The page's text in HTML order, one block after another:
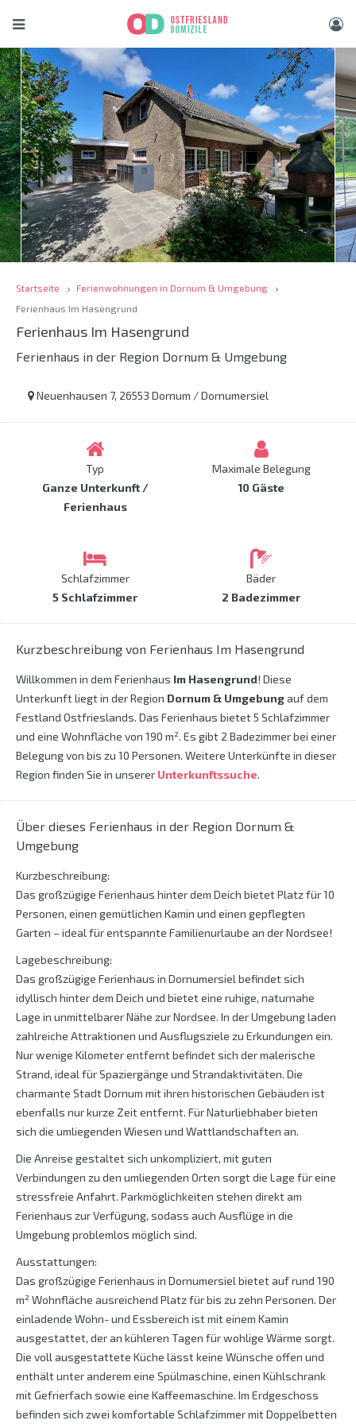
Startseite
Ferienwohnungen in Dornum & Umgebung
Ferienhaus Im Hasengrund
Ferienhaus Im Hasengrund
Ferienhaus in der Region Dornum & Umgebung
Neuenhausen 7, 26553 Dornum / Dornumersiel
Typ
Ganze Unterkunft /
Ferienhaus
Maximale Belegung
10 Gäste
Schlafzimmer
5 Schlafzimmer
Bäder
2 Badezimmer
Kurzbeschreibung von Ferienhaus Im Hasengrund
Willkommen in dem Ferienhaus Im Hasengrund! Diese
Unterkunft liegt in der Region Dornum & Umgebungauf dem
Festland Ostfrieslands. Das Ferienhaus bietet 5 Schlafzimmer
und eine Wohnfläche von 190 m². Es gibt 2 Badezimmer bei einer
Belegung von bis zu 10 Personen. Weitere Unterkünfte in dieser
Region finden Sie in unserer Unterkunftssuche.
Über dieses Ferienhaus in der Region Dornum &
Umgebung
Kurzbeschreibung:
Das großzügige Ferienhaus hinter dem Deich bietet Platz für 10
Personen, einen gemütlichen Kamin und einen gepflegten
Garten – ideal für entspannte Familienurlaube an der Nordsee!
Lagebeschreibung:
Das großzügige Ferienhaus in Dornumersiel befindet sich
idyllisch hinter dem Deich und bietet eine ruhige, naturnahe
Lage in unmittelbarer Nähe zur Nordsee. In der Umgebung laden
zahlreiche Attraktionen und Ausflugsziele zu Erkundungen ein.
Nur wenige Kilometer entfernt befindet sich der malerische
Strand, ideal für Spaziergänge und Strandaktivitäten. Die
charmante Stadt Dornum mit ihren historischen Gebäuden ist
ebenfalls nur kurze Zeit entfernt. Für Naturliebhaber bieten
sich die umliegenden Wiesen und Wattlandschaften an.
Die Anreise gestaltet sich unkompliziert, mit guten
Verbindungen zu den umliegenden Orten sorgt die Lage für eine
stressfreie Anfahrt. Parkmöglichkeiten stehen direkt am
Ferienhaus zur Verfügung, sodass auch Ausflüge in die
Umgebung problemlos möglich sind.
Ausstattungen:
Das großzügige Ferienhaus in Dornumersiel bietet auf rund 190
m² Wohnfläche ausreichend Platz für bis zu zehn Personen. Der
einladende Wohn- und Essbereich ist mit einem Kamin
ausgestattet, der an kühleren Tagen für wohlige Wärme sorgt.
Die voll ausgestattete Küche lässt keine Wünsche offen und
enthält unter anderem eine Spülmaschine, einen Kühlschrank
mit Gefrierfach sowie eine Kaffeemaschine. Im Erdgeschoss
befinden sich zwei komfortable Schlafzimmer mit Doppelbetten